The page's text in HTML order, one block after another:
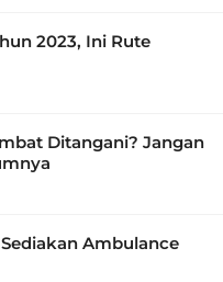
2023, Ini Rute
Ditangani? Jangan
Sediakan Ambulance